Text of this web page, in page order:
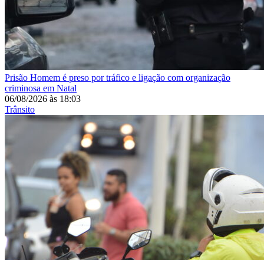
Prisão Homem é preso por tráfico e ligação com organização
criminosa em Natal
06/08/2026 às 18:03
Trânsito